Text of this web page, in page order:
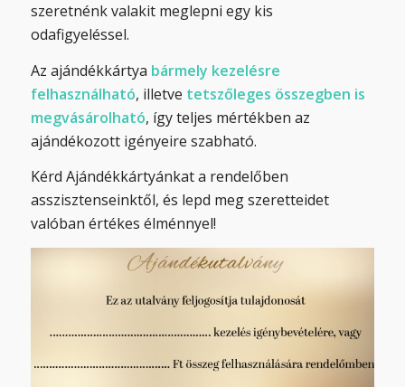
szeretnénk valakit meglepni egy kis
odafigyeléssel.
Az ajándékkártya bármely kezelésre
felhasználható, illetve tetszőleges összegben is
megvásárolható, így teljes mértékben az
ajándékozott igényeire szabható.
Kérd Ajándékkártyánkat a rendelőben
asszisztenseinktől, és lepd meg szeretteidet
valóban értékes élménnyel!